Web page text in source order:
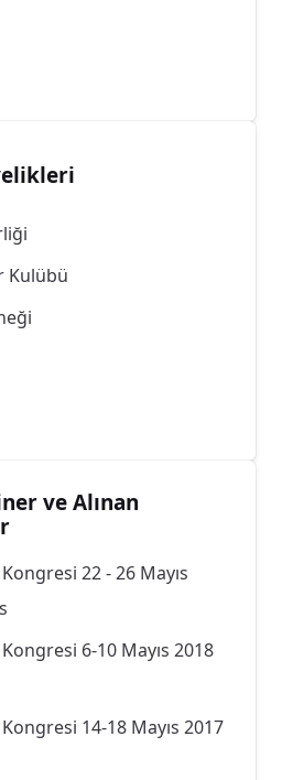
Kulübü
ve Alınan
22 - 26 Mayıs
6-10 Mayıs 2018
14-18 Mayıs 2017